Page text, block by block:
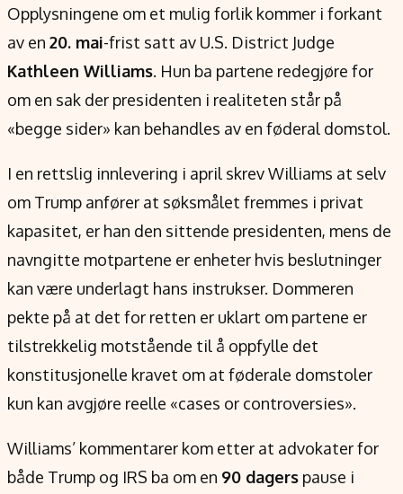
Opplysningene om et mulig forlik kommer i forkant
av en 20. mai-frist satt av U.S. District Judge
Kathleen Williams. Hun ba partene redegjøre for
om en sak der presidenten i realiteten står på
«begge sider» kan behandles av en føderal domstol.
I en rettslig innlevering i april skrev Williams at selv
om Trump anfører at søksmålet fremmes i privat
kapasitet, er han den sittende presidenten, mens de
navngitte motpartene er enheter hvis beslutninger
kan være underlagt hans instrukser. Dommeren
pekte på at det for retten er uklart om partene er
tilstrekkelig motstående til å oppfylle det
konstitusjonelle kravet om at føderale domstoler
kun kan avgjøre reelle «cases or controversies».
Williams’ kommentarer kom etter at advokater for
både Trump og IRS ba om en 90 dagers pause i